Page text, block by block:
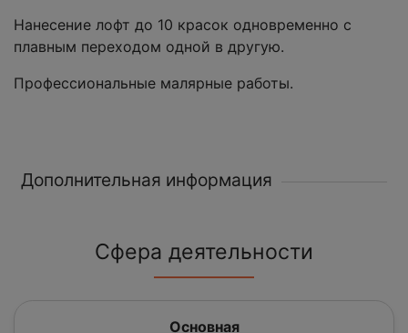
Нанесение лофт до 10 красок одновременно с
плавным переходом одной в другую.
Профессиональные малярные работы.
Дополнительная информация
Сфера деятельности
Основная